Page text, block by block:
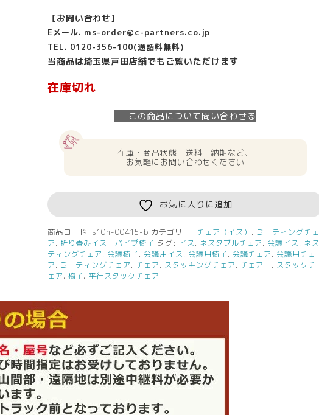
【お問い合わせ】
Eメール. ms-order@c-partners.co.jp
TEL. 0120-356-100(通話料無料)
当商品は埼玉県戸田店舗でもご覧いただけます
在庫切れ
この商品について問い合わせる
在庫・商品状態・送料・納期など、
お気軽にお問い合わせください
お気に入りに追加
商品コード:s10h-00415-b カテゴリー: チェア（イス） , ミーティングチェ
ア, 折り畳みイス・パイプ椅子 タグ: イス, ネスタブルチェア,会議イス, ネス
ティングチェア,会議椅子,会議用イス, 会議用椅子, 会議チェア,会議用チェ
ア, ミーティングチェア, チェア, スタッキングチェア, チェアー, スタックチ
ェア, 椅子, 平行スタックチェア